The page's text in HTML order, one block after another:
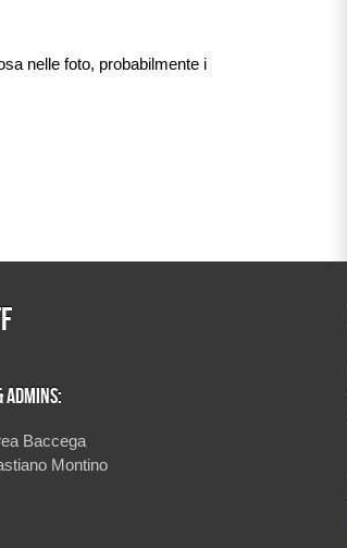
nelle foto, probabilmente i
Admins:
Baccega
Montino